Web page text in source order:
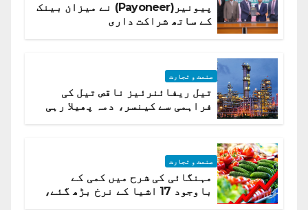
پیونیر(Payoneer) نے میزان بینک
کے ساتھ شراکت داری
صنعت و تجارت
تیل ریفائنرئیز ناقص تیل کی
فراہمی سے کینسر، دمہ پھیلا رہی
صنعت و تجارت
مہنگائی کی شرح میں کمی کے
باوجود 17 اشیا کے نرخ بڑھ گئے،